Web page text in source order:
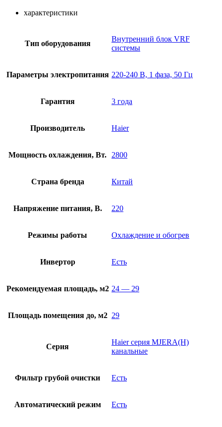
характеристики
Тип оборудования
Внутренний блок VRF
системы
Параметры электропитания 220-240 В, 1 фаза, 50 Гц
Гарантия 3 года
Производитель Haier
Мощность охлаждения, Вт. 2800
Страна бренда Китай
Напряжение питания, В. 220
Режимы работы Охлаждение и обогрев
Инвертор Есть
Рекомендуемая площадь, м2 24 — 29
Площадь помещения до, м2 29
Серия
Haier серия MJERA(H)
канальные
Фильтр грубой очистки Есть
Автоматический режим Есть